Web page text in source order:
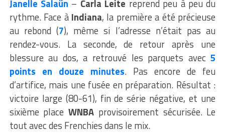
Janelle Salaün – Carla Leite reprend peu à peu du
rythme. Face à Indiana, la première a été précieuse
au rebond (7), même si l’adresse n’était pas au
rendez-vous. La seconde, de retour après une
blessure au dos, a retrouvé les parquets avec 5
points en douze minutes. Pas encore de feu
d’artifice, mais une fusée en préparation. Résultat :
victoire large (80-61), fin de série négative, et une
sixième placeWNBA provisoirement sécurisée. Le
tout avec des Frenchies dans le mix.